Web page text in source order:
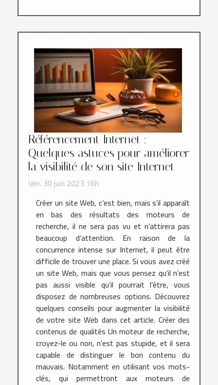
Référencement Internet :
Quelques astuces pour améliorer
la visibilité de son site Internet
Ven. 30 juin 2023 16h
Créer un site Web, c’est bien, mais s’il apparaît
en bas des résultats des moteurs de
recherche, il ne sera pas vu et n’attirera pas
beaucoup d’attention. En raison de la
concurrence intense sur Internet, il peut être
difficile de trouver une place. Si vous avez créé
un site Web, mais que vous pensez qu’il n’est
pas aussi visible qu’il pourrait l’être, vous
disposez de nombreuses options. Découvrez
quelques conseils pour augmenter la visibilité
de votre site Web dans cet article. Créer des
contenus de qualités Un moteur de recherche,
croyez-le ou non, n’est pas stupide, et il sera
capable de distinguer le bon contenu du
mauvais. Notamment en utilisant vos mots-
clés, qui permettront aux moteurs de